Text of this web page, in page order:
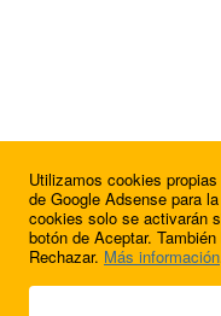
© 2009 - 2026 Soluciones
Utilizamos cookies
de Google Adsense para
cookies solo se activarán
botón de Aceptar.
Rechazar. Más información